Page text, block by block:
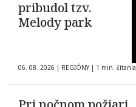
pribudol tzv.
Melody park
06. 08. 2026 | REGIÓNY | 1 min. čítania